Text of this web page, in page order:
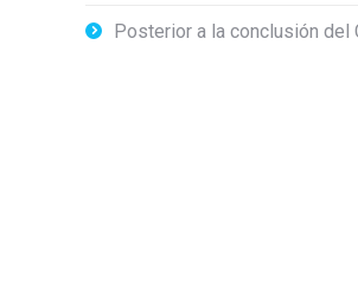
Posterior a la conclusión